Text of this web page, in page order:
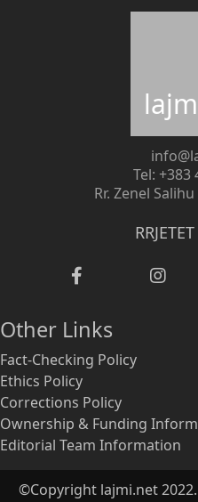
Tel: +383
Rr. Zenel
Other Links
Fact-Checking Policy
Ethics Policy
Corrections Policy
Ownership & Funding
Editorial Team Information
©Copyright lajmi.net